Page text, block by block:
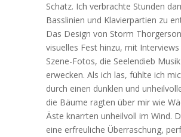
Schatz. Ich verbrachte Stunden
Basslinien und Klavierpartien zu
Das Design von Storm
visuelles Fest hinzu, mit
Szene-Fotos, die Seelendieb
erwecken. Als ich las, fühlte ich
durch einen dunklen und
die Bäume ragten über mir wie
Äste knarrten unheilvoll im Wind.
eine erfreuliche Überraschung,